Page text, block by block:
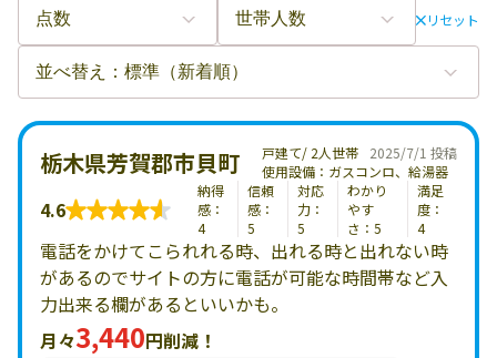
リセット
2025/7/1 投稿
栃木県芳賀郡市貝町
戸建て/ 2人世帯
使用設備：ガスコンロ、給湯器
4.6
納得
感：
4
信頼
感：
5
対応
力：
5
わかり
やす
さ：5
満足
度：
4
電話をかけてこられれる時、出れる時と出れない時
があるのでサイトの方に電話が可能な時間帯など入
力出来る欄があるといいかも。
月々3,440円削減！